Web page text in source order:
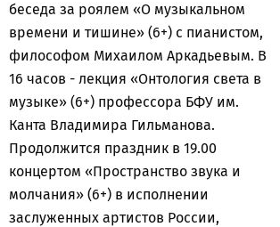
беседа за роялем «О музыкальном
времени и тишине» (6+) с пианистом,
философом Михаилом Аркадьевым. В
16 часов - лекция «Онтология света в
музыке» (6+) профессора БФУ им.
Канта Владимира Гильманова.
Продолжится праздник в 19.00
концертом «Пространство звука и
молчания» (6+) в исполнении
заслуженных артистов России,